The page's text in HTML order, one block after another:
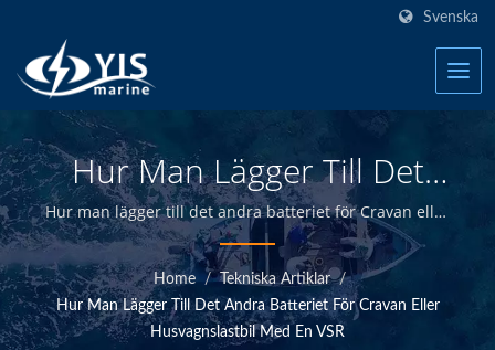
Svenska
Hur Man Lägger Till Det
Andra Batteriet För
Husvagn Eller Husvagns
Lastbil Med En VSR |
Hur man lägger till det andra batteriet för Cravan eller
husvagnslastbil med en VSR | YIS Marine är en
professionell tillverkare som ägnar sig åt att
tillhandahålla högkvalitativa marina elektriska och
elektroniska produkter. Genom att designa och
tillverka internt och ha kvalitetskontroll vid
Home / Tekniska Artiklar /
Hur Man Lägger Till Det Andra Batteriet För Cravan Eller
Husvagnslastbil Med En VSR